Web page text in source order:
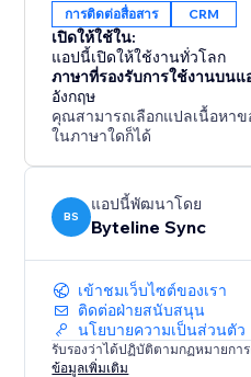
Bookings
Automatically sync your
reservations, and class
Contacts or Microsoft
avoid scheduling conflicts,
Contacts
Sync your Contacts with
information up-to-date
Have questions?
Feel free to send us a
chat icon of the Byteline
การติดต่อสื่อสาร CRM
เปิดให้ใช้ใน:
แอปนี้เปิดให้ใช้งานทั่วโลก
ภาษาที่รองรับการใช้งานบนแ
อังกฤษ
คุณสามารถเลือกแปลเนื้อหา
ในภาษาใดก็ได้
BS
แอปนี้พัฒนาโดย
Byteline Sync
เข้าชมเว็บไซต์ของเรา
ติดต่อฝ่ายสนับสนุน
นโยบายความเป็นส่วนตัว
รับรองว่าได้ปฏิบัติตามกฏหมายกา
ข้อมูลเพิ่มเติม